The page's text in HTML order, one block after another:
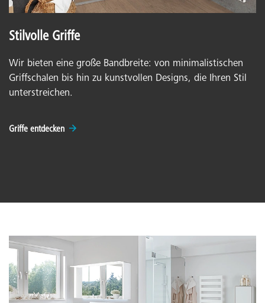
Stilvolle Griffe
Wir bieten eine große Bandbreite: von minimalistischen
Griffschalen bis hin zu kunstvollen Designs, die Ihren Stil
unterstreichen.
Griffe entdecken